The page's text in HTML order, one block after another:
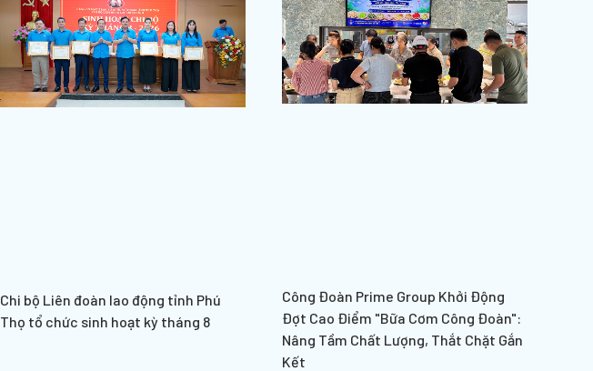
Chi bộ Liên đoàn lao động tỉnh Phú
Thọ tổ chức sinh hoạt kỳ tháng 8
Công Đoàn Prime Group Khởi Động
Đợt Cao Điểm "Bữa Cơm Công Đoàn":
Nâng Tầm Chất Lượng, Thắt Chặt Gắn
Kết